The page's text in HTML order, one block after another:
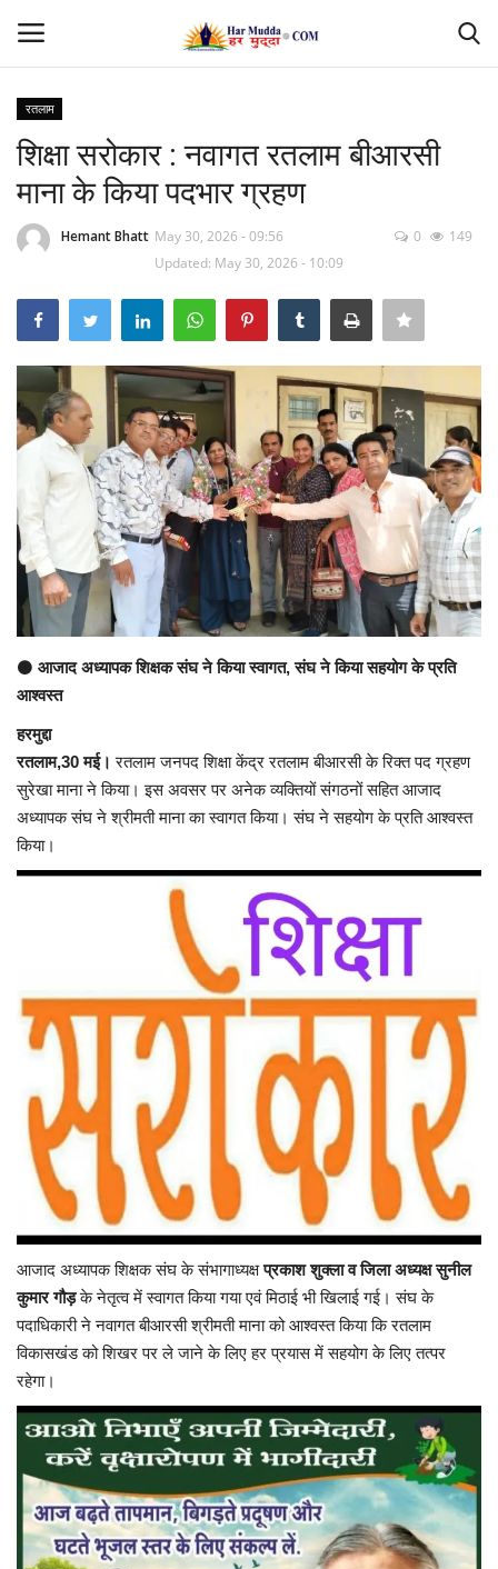
Home
Contact
मध्यप्रदेश
छत्तीसगढ़
उत्तर प्रदेश
अंतर्राष्ट्रीय
कला संस्कृति
रेलवे
शख्सियत
मनोरंजन
धर्म-संस्कृति
खेल सरोकार
यात्री सरोकार
कर्मचारी सरोकार
कारोबार सरोकार
साहित्य सरोकार
सेहत सरोकार
सामाजिक सरोकार
रतलाम
शिक्षा सरोकार : नवागत रतलाम बीआरसी
माना के किया पदभार ग्रहण
Hemant Bhatt May 30, 2026 - 09:56
Updated: May 30, 2026 - 10:09
0 149
⚫ आजाद अध्यापक शिक्षक संघ ने किया स्वागत, संघ ने किया सहयोग के प्रति
आश्वस्त
हरमुद्दा
रतलाम,30 मई। रतलाम जनपद शिक्षा केंद्र रतलाम बीआरसी के रिक्त पद ग्रहण
सुरेखा माना ने किया। इस अवसर पर अनेक व्यक्तियों संगठनों सहित आजाद
अध्यापक संघ ने श्रीमती माना का स्वागत किया। संघ ने सहयोग के प्रति आश्वस्त
किया।
आजाद अध्यापक शिक्षक संघ के संभागाध्यक्षप्रकाश शुक्ला व जिला अध्यक्ष सुनील
कुमार गौड़के नेतृत्व में स्वागत किया गया एवं मिठाई भी खिलाई गई। संघ के
पदाधिकारी ने नवागत बीआरसी श्रीमती माना को आश्वस्त किया कि रतलाम
विकासखंड को शिखर पर ले जाने के लिए हर प्रयास में सहयोग के लिए तत्पर
रहेगा।